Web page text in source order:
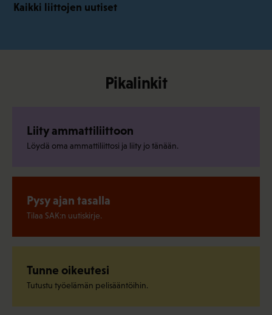
Kaikki liittojen uutiset
Pikalinkit
Liity ammattiliittoon
Löydä oma ammattiliittosi ja liity jo tänään.
Pysy ajan tasalla
Tilaa SAK:n uutiskirje.
Tunne oikeutesi
Tutustu työelämän pelisääntöihin.